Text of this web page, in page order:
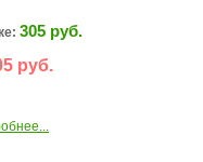
305 руб.
руб.